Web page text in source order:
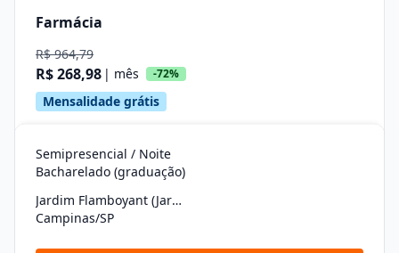
Farmácia
R$ 964,79
R$ 268,98 | mês -72%
Mensalidade grátis
Semipresencial / Noite
Bacharelado (graduação)
Jardim Flamboyant (Jardim Alto Da Barra)
Campinas/SP